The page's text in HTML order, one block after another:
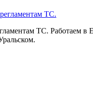
ТС. Работаем в